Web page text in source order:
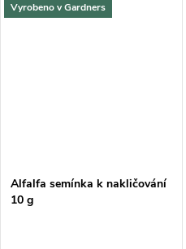
Vyrobeno v Gardners
Alfalfa semínka k nakličování
10 g